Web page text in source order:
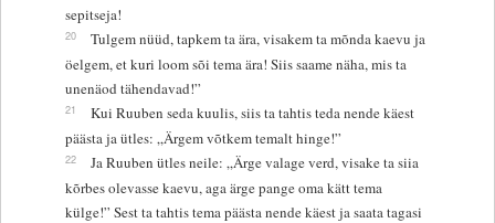
sepitseja!
20
Tulgem nüüd, tapkem ta ära, visakem ta mõnda kaevu ja
öelgem, et kuri loom sõi tema ära! Siis saame näha, mis ta
unenäod tähendavad!”
21
Kui Ruuben seda kuulis, siis ta tahtis teda nende käest
päästa ja ütles: „Ärgem võtkem temalt hinge!”
22
Ja Ruuben ütles neile: „Ärge valage verd, visake ta siia
kõrbes olevasse kaevu, aga ärge pange oma kätt tema
külge!” Sest ta tahtis tema päästa nende käest ja saata tagasi